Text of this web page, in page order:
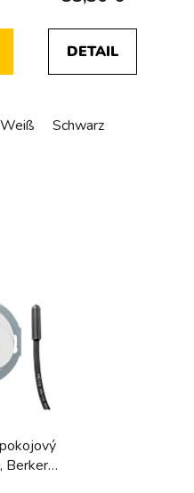
DETAIL
Weiß Schwarz
Berker